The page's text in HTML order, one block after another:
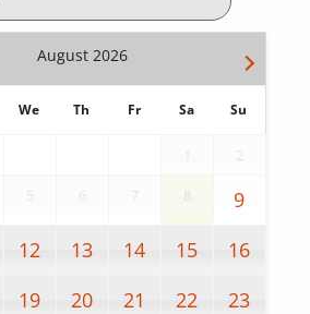
August 2026
We Th Fr Sa Su
2
5 6 7 8
9
12 13 14 15
16
19 20 21 22
23